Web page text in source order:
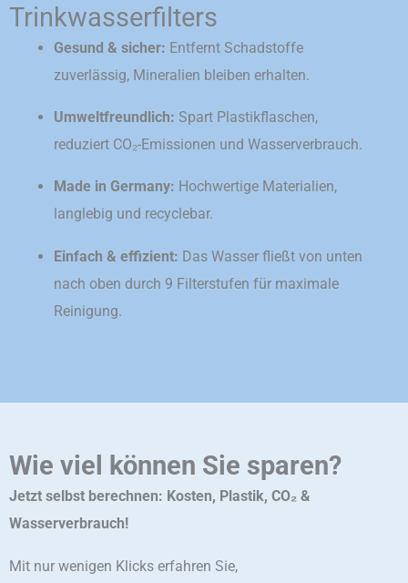
Trinkwasserfilters
Gesund & sicher: Entfernt Schadstoffe
zuverlässig, Mineralien bleiben erhalten.
Umweltfreundlich: Spart Plastikflaschen,
reduziert CO₂-Emissionen und Wasserverbrauch.
Made in Germany: Hochwertige Materialien,
langlebig und recyclebar.
Einfach & effizient: Das Wasser fließt von unten
nach oben durch 9 Filterstufen für maximale
Reinigung.
Wie viel können Sie sparen?
Jetzt selbst berechnen: Kosten, Plastik, CO₂ &
Wasserverbrauch!
Mit nur wenigen Klicks erfahren Sie,